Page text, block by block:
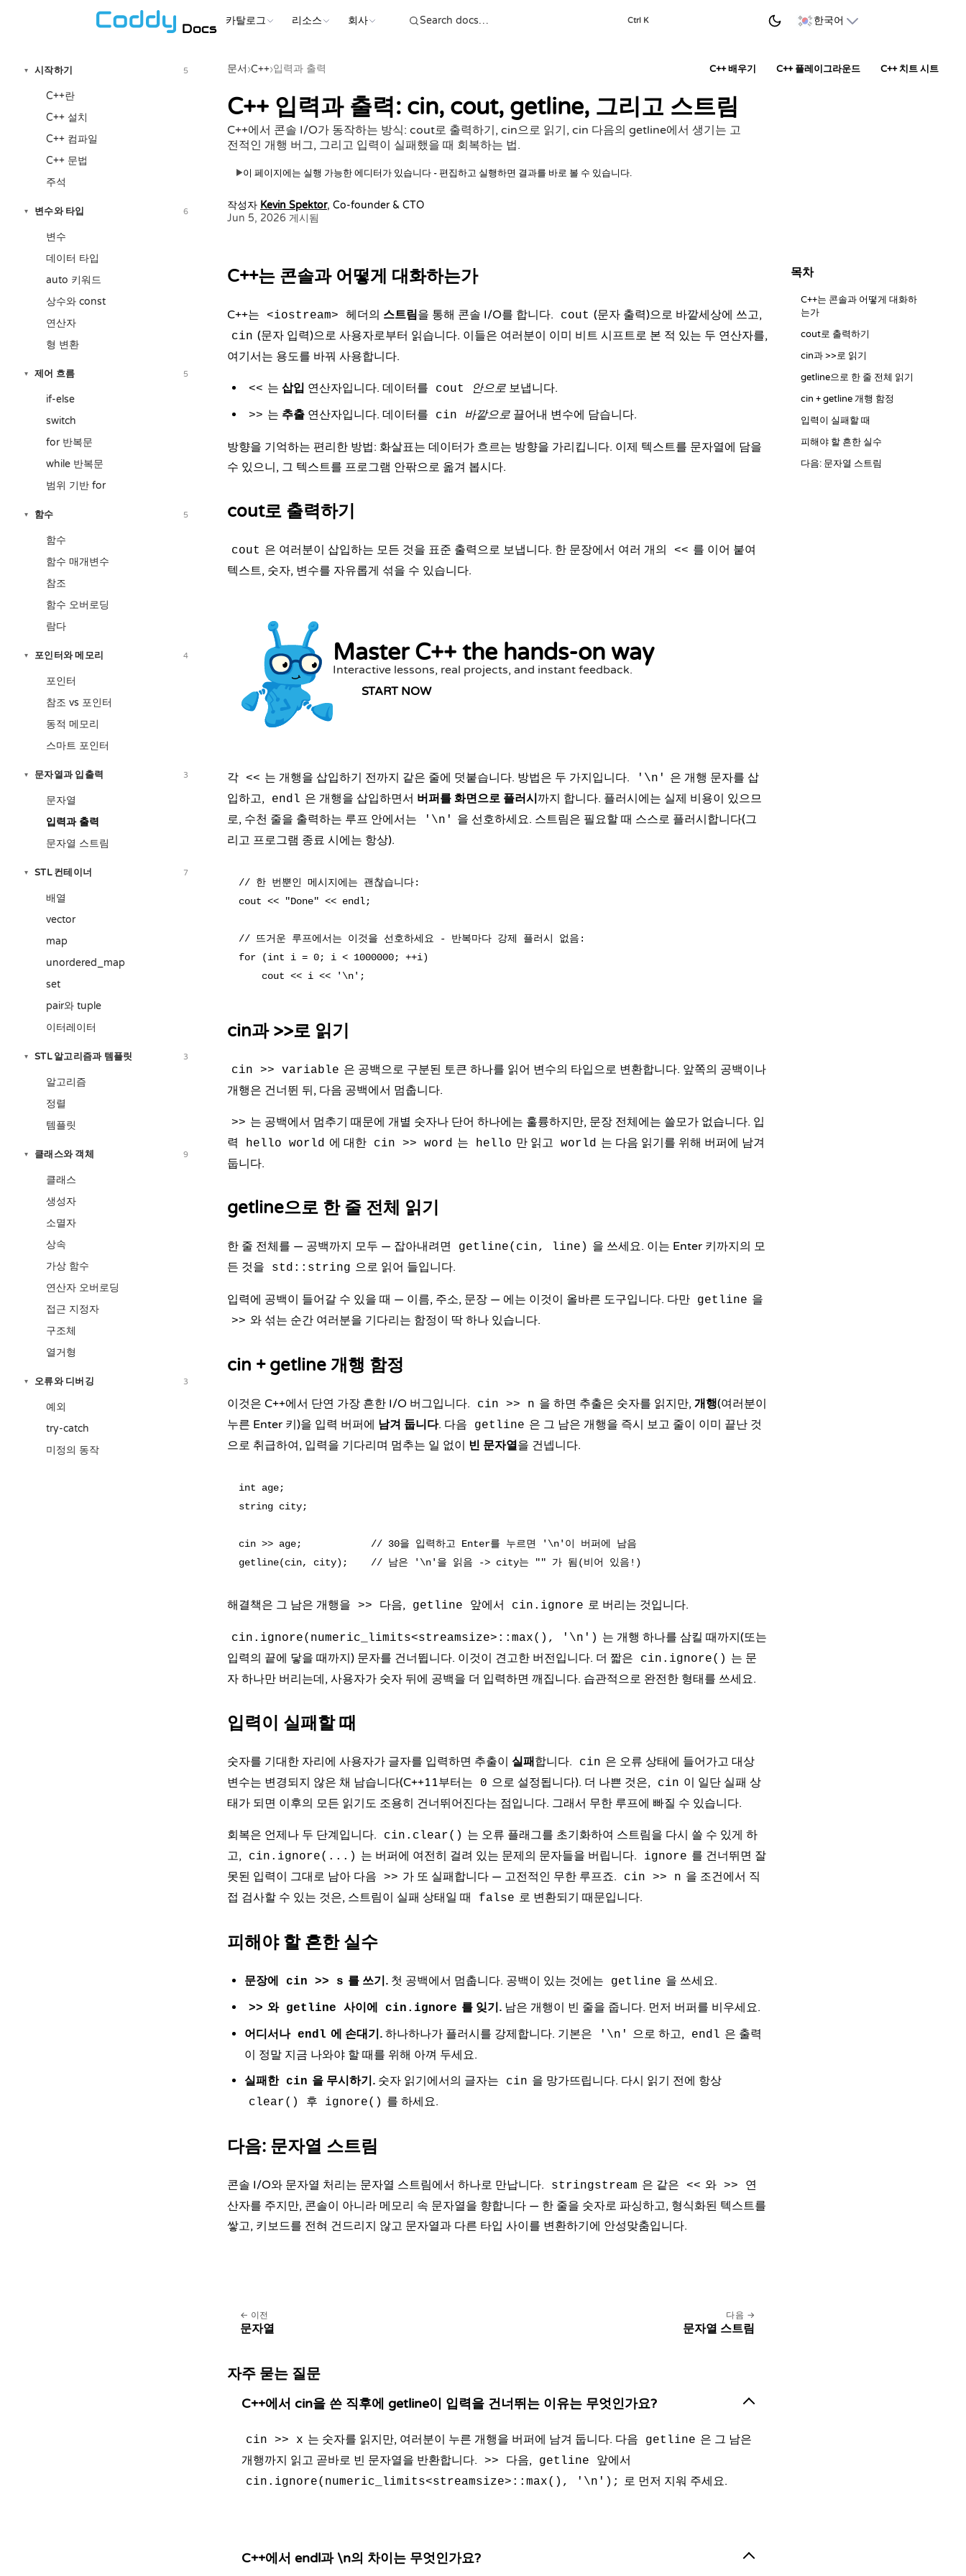
Docs 카탈로그 리소스 회사 Ctrl K 한국어
▾ 시작하기 5
C++란
C++ 설치
C++ 컴파일
C++ 문법
주석
▾ 변수와 타입 6
변수
데이터 타입
auto 키워드
상수와 const
연산자
형 변환
▾ 제어 흐름 5
if-else
switch
for 반복문
while 반복문
범위 기반 for
▾ 함수 5
함수
함수 매개변수
참조
함수 오버로딩
람다
▾ 포인터와 메모리 4
포인터
참조 vs 포인터
동적 메모리
스마트 포인터
▾ 문자열과 입출력 3
문자열
입력과 출력
문자열 스트림
▾ STL 컨테이너 7
배열
vector
map
unordered_map
set
pair와 tuple
이터레이터
▾ STL 알고리즘과 템플릿 3
알고리즘
정렬
템플릿
▾ 클래스와 객체 9
클래스
생성자
소멸자
상속
가상 함수
연산자 오버로딩
접근 지정자
구조체
열거형
▾ 오류와 디버깅 3
예외
try-catch
미정의 동작
문서›C++›입력과 출력 C++ 배우기 C++ 플레이그라운드 C++ 치트 시트
C++ 입력과 출력: cin, cout, getline, 그리고 스트림
C++에서 콘솔 I/O가 동작하는 방식: cout로 출력하기, cin으로 읽기, cin 다음의 getline에서 생기는 고
전적인 개행 버그, 그리고 입력이 실패했을 때 회복하는 법.
▶이 페이지에는 실행 가능한 에디터가 있습니다 - 편집하고 실행하면 결과를 바로 볼 수 있습니다.
작성자 Kevin Spektor, Co-founder & CTO
Jun 5, 2026 게시됨
C++는 콘솔과 어떻게 대화하는가
C++는 <iostream> 헤더의 스트림을 통해 콘솔 I/O를 합니다. cout (문자 출력)으로 바깥세상에 쓰고,
cin (문자 입력)으로 사용자로부터 읽습니다. 이들은 여러분이 이미 비트 시프트로 본 적 있는 두 연산자를,
여기서는 용도를 바꿔 사용합니다.
<< 는 삽입 연산자입니다. 데이터를 cout 안으로 보냅니다.
>> 는 추출 연산자입니다. 데이터를 cin 바깥으로 끌어내 변수에 담습니다.
방향을 기억하는 편리한 방법: 화살표는 데이터가 흐르는 방향을 가리킵니다. 이제 텍스트를 문자열에 담을
수 있으니, 그 텍스트를 프로그램 안팎으로 옮겨 봅시다.
cout로 출력하기
cout 은 여러분이 삽입하는 모든 것을 표준 출력으로 보냅니다. 한 문장에서 여러 개의 << 를 이어 붙여
텍스트, 숫자, 변수를 자유롭게 섞을 수 있습니다.
Master C++ the hands-on way
Interactive lessons, real projects, and instant feedback.
START NOW
각 << 는 개행을 삽입하기 전까지 같은 줄에 덧붙습니다. 방법은 두 가지입니다. '\n'
은 개행 문자를 삽
입하고,
endl 은 개행을 삽입하면서 버퍼를 화면으로 플러시 까지 합니다. 플러시에는 실제 비용이 있으므
로, 수천 줄을 출력하는 루프 안에서는
'\n'
을 선호하세요. 스트림은 필요할 때 스스로 플러시합니다(그
리고 프로그램 종료 시에는 항상).
// 한 번뿐인 메시지에는 괜찮습니다:
cout << "Done" << endl;
// 뜨거운 루프에서는 이것을 선호하세요 - 반복마다 강제 플러시 없음:
for (int i = 0; i < 1000000; ++i)
cin과 >>로 읽기
cin >> variable 은 공백으로 구분된 토큰 하나를 읽어 변수의 타입으로 변환합니다. 앞쪽의 공백이나
개행은 건너뛴 뒤, 다음 공백에서 멈춥니다.
>> 는 공백에서 멈추기 때문에 개별 숫자나 단어 하나에는 훌륭하지만, 문장 전체에는 쓸모가 없습니다. 입
력
hello world 에 대한 cin >> word 는 hello 만 읽고 world 는 다음 읽기를 위해 버퍼에 남겨
둡니다.
getline으로 한 줄 전체 읽기
한 줄 전체를 — 공백까지 모두 — 잡아내려면 getline(cin, line) 을 쓰세요. 이는 Enter 키까지의 모
든 것을
std::string 으로 읽어 들입니다.
입력에 공백이 들어갈 수 있을 때 — 이름, 주소, 문장 — 에는 이것이 올바른 도구입니다. 다만 getline 을
>> 와 섞는 순간 여러분을 기다리는 함정이 딱 하나 있습니다.
cin + getline 개행 함정
이것은 C++에서 단연 가장 흔한 I/O 버그입니다. cin >> n 을 하면 추출은 숫자를 읽지만, 개행(여러분이
누른 Enter 키)을 입력 버퍼에 남겨 둡니다. 다음 getline 은 그 남은 개행을 즉시 보고 줄이 이미 끝난 것
으로 취급하여, 입력을 기다리며 멈추는 일 없이 빈 문자열을 건넵니다.
int age;
string city;
cin >> age;            // 30을 입력하고 Enter를 누르면 '\n'이 버퍼에 남음
해결책은 그 남은 개행을 >> 다음, getline 앞에서 cin.ignore 로 버리는 것입니다.
cin.ignore(numeric_limits<streamsize>::max(), '\n') 는 개행 하나를 삼킬 때까지(또는
입력의 끝에 닿을 때까지) 문자를 건너뜁니다. 이것이 견고한 버전입니다. 더 짧은
cin.ignore() 는 문
자 하나만 버리는데, 사용자가 숫자 뒤에 공백을 더 입력하면 깨집니다. 습관적으로 완전한 형태를 쓰세요.
입력이 실패할 때
숫자를 기대한 자리에 사용자가 글자를 입력하면 추출이 실패 합니다. cin 은 오류 상태에 들어가고 대상
변수는 변경되지 않은 채 남습니다(C++11부터는
0 으로 설정됩니다). 더 나쁜 것은, cin 이 일단 실패 상
태가 되면 이후의 모든 읽기도 조용히 건너뛰어진다는 점입니다. 그래서 무한 루프에 빠질 수 있습니다.
회복은 언제나 두 단계입니다. cin.clear() 는 오류 플래그를 초기화하여 스트림을 다시 쓸 수 있게 하
고,
cin.ignore(...) 는 버퍼에 여전히 걸려 있는 문제의 문자들을 버립니다. ignore 를 건너뛰면 잘
못된 입력이 그대로 남아 다음
>> 가 또 실패합니다 — 고전적인 무한 루프죠. cin >> n 을 조건에서 직
접 검사할 수 있는 것은, 스트림이 실패 상태일 때
false 로 변환되기 때문입니다.
피해야 할 흔한 실수
문장에 cin >> s 를 쓰기. 첫 공백에서 멈춥니다. 공백이 있는 것에는 getline 을 쓰세요.
>> 와 getline 사이에 cin.ignore 를 잊기. 남은 개행이 빈 줄을 줍니다. 먼저 버퍼를 비우세요.
어디서나 endl 에 손대기. 하나하나가 플러시를 강제합니다. 기본은 '\n' 으로 하고, endl 은 출력
이 정말 지금 나와야 할 때를 위해 아껴 두세요.
실패한 cin 을 무시하기. 숫자 읽기에서의 글자는 cin 을 망가뜨립니다. 다시 읽기 전에 항상
clear() 후 ignore() 를 하세요.
다음: 문자열 스트림
콘솔 I/O와 문자열 처리는 문자열 스트림에서 하나로 만납니다. stringstream 은 같은 << 와 >>
연
산자를 주지만, 콘솔이 아니라 메모리 속 문자열을 향합니다 — 한 줄을 숫자로 파싱하고, 형식화된 텍스트를
쌓고, 키보드를 전혀 건드리지 않고 문자열과 다른 타입 사이를 변환하기에 안성맞춤입니다.
이전
문자열
다음
문자열 스트림
자주 묻는 질문
C++에서 cin을 쓴 직후에 getline이 입력을 건너뛰는 이유는 무엇인가요?
cin >> x 는 숫자를 읽지만, 여러분이 누른 개행을 버퍼에 남겨 둡니다. 다음 getline 은 그 남은
개행까지 읽고 곧바로 빈 문자열을 반환합니다.
>> 다음, getline 앞에서
cin.ignore(numeric_limits<streamsize>::max(), '\n'); 로 먼저 지워 주세요.
C++에서 endl과 \n의 차이는 무엇인가요?
목차
C++는 콘솔과 어떻게 대화하
는가
cout로 출력하기
cin과 >>로 읽기
getline으로 한 줄 전체 읽기
cin + getline 개행 함정
입력이 실패할 때
피해야 할 흔한 실수
다음: 문자열 스트림